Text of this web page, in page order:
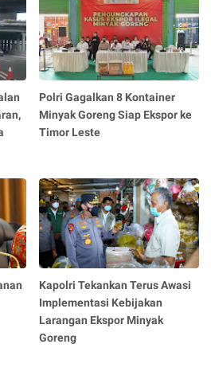
Polri Gagalkan 8 Kontainer
Minyak Goreng Siap Ekspor ke
Timor Leste
Kapolri Tekankan Terus Awasi
Implementasi Kebijakan
Larangan Ekspor Minyak
Goreng